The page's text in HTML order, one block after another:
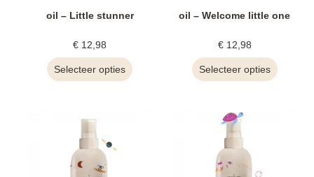
oil – Little stunner
€ 12,98
Selecteer opties
oil – Welcome little one
€12,98
Selecteer opties